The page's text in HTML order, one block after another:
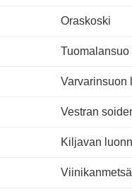
Oraskoski
Varvarinsuon
Vestran
Kiljavan